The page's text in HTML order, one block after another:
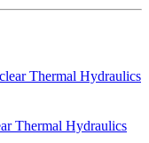
Thermal Hydraulics